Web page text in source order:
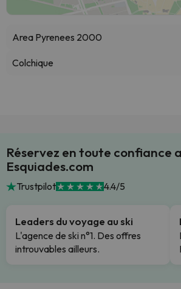
Area Pyrenees 2000
Colchique
Réservez en toute confiance
Esquiades.com
Trustpilot 4.4/5
Leaders du voyage au ski
L'agence de ski n°1. Des offres
introuvables ailleurs.